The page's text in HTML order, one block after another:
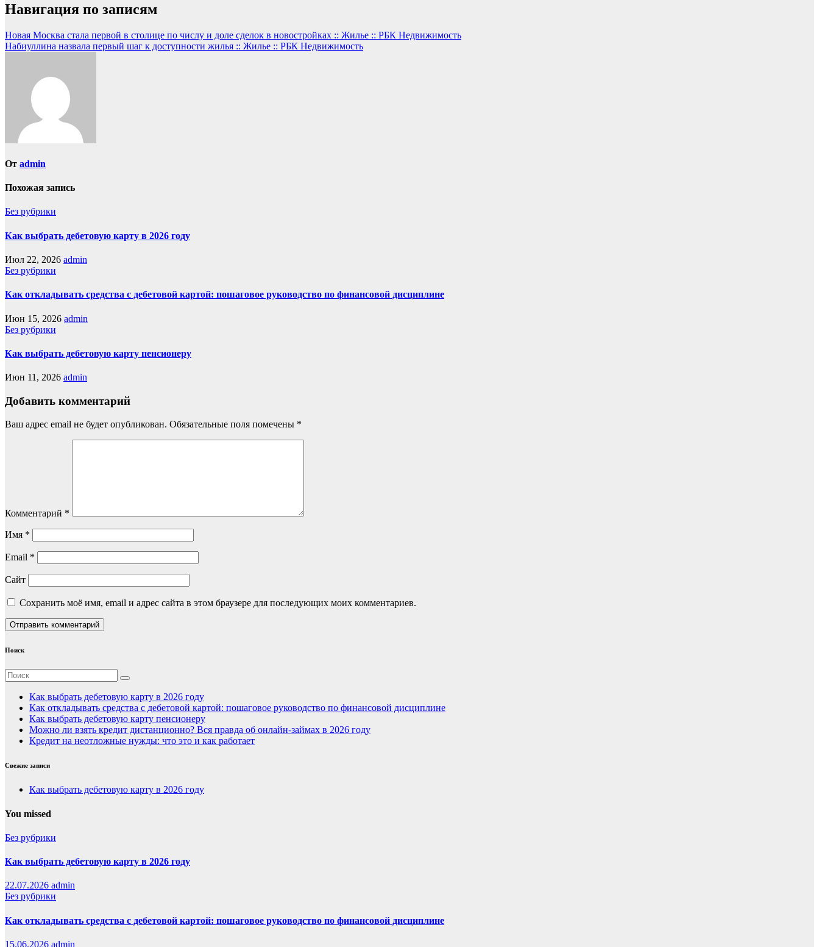
Навигация по записям
Новая Москва стала первой в столице по числу и доле сделок в новостройках :: Жилье :: РБК Недвижимость
Набиуллина назвала первый шаг к доступности жилья :: Жилье :: РБК Недвижимость
От admin
Похожая запись
Без рубрики
Как выбрать дебетовую карту в 2026 году
Июл 22, 2026 admin
Без рубрики
Как откладывать средства с дебетовой картой: пошаговое руководство по финансовой дисциплине
Июн 15, 2026 admin
Без рубрики
Как выбрать дебетовую карту пенсионеру
Июн 11, 2026 admin
Добавить комментарий
Ваш адрес email не будет опубликован. Обязательные поля помечены *
Комментарий *
Имя *
Email *
Сайт
Сохранить моё имя, email и адрес сайта в этом браузере для последующих моих комментариев.
Поиск
Как выбрать дебетовую карту в 2026 году
Как откладывать средства с дебетовой картой: пошаговое руководство по финансовой дисциплине
Как выбрать дебетовую карту пенсионеру
Можно ли взять кредит дистанционно? Вся правда об онлайн-займах в 2026 году
Кредит на неотложные нужды: что это и как работает
Свежие записи
Как выбрать дебетовую карту в 2026 году
You missed
Без рубрики
Как выбрать дебетовую карту в 2026 году
22.07.2026 admin
Без рубрики
Как откладывать средства с дебетовой картой: пошаговое руководство по финансовой дисциплине
15.06.2026 admin